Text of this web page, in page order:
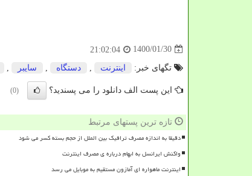
1400/01/30
21:02:04
تگهای خبر: اینترنت دستگاه سایبر
این پست الف دانلود را می پسندید؟ (0)
تازه ترین پستهای مرتبط
دقیقا به اندازه مصرف ترافیک بین الملل از حجم بسته کسر می شود
واکنش ایرانسل به ابهام درباره ی مصرف اینترنت
اینترنت ماهواره ای آمازون مستقیم به موبایل می رسد